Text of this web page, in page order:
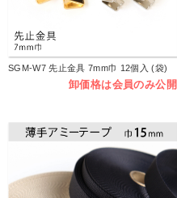
SGM-W7 先止金具 7mm巾 12個入 (袋)
卸価格は会員のみ公開